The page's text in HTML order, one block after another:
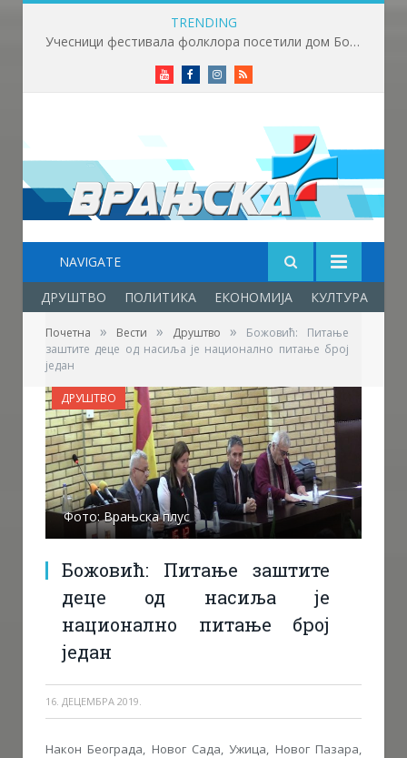
TRENDING
Учесници фестивала фолклора посетили дом Боре Станковића
YoutubeFacebookInstagram
RSS
NAVIGATE
ДРУШТВО ПОЛИТИКА ЕКОНОМИЈА КУЛТУРА
Почетна » Вести » Друштво »
Божовић: Питање
заштите деце од насиља је национално питање број
један
Фото: Врањска плус
Божовић: Питање заштите
деце од насиља је
национално питање број
један
16. ДЕЦЕМБРА 2019.
ДРУШТВО
Након Београда, Новог Сада, Ужица, Новог Пазара,